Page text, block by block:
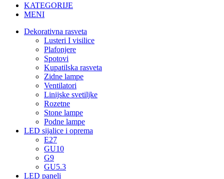
KATEGORIJE
MENI
Dekorativna rasveta
Lusteri I visilice
Plafonjere
Spotovi
Kupatilska rasveta
Zidne lampe
Ventilatori
Linijske svetiljke
Rozetne
Stone lampe
Podne lampe
LED sijalice i oprema
E27
GU10
G9
GU5.3
LED paneli